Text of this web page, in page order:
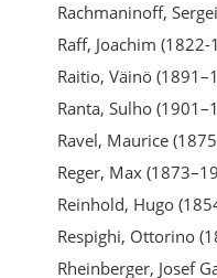
Rachmaninoff,
Raff, Joachim (1822-
Raitio, Väinö
Ranta, Sulho
Ravel, Maurice
Reger, Max
Reinhold, Hugo
Respighi, Ottorino
Rheinberger, Josef